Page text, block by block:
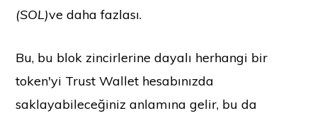
(SOL)ve daha fazlası.
Bu, bu blok zincirlerine dayalı herhangi bir
token'yi Trust Wallet hesabınızda
saklayabileceğiniz anlamına gelir, bu da